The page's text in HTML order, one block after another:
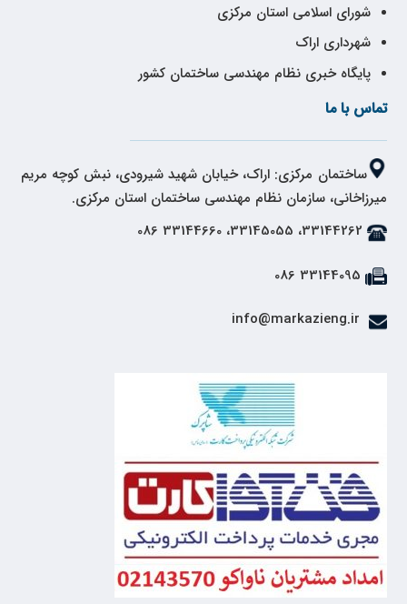
شورای اسلامی استان مرکزی
شهرداری اراک
پایگاه خبری نظام مهندسی ساختمان کشور
تماس با ما
ساختمان مرکزی: اراک، خیابان شهید شیرودی، نبش کوچه مریم
میرزاخانی، سازمان نظام مهندسی ساختمان استان مرکزی.
33144262، 33145055، 33144660 086
33144095 086